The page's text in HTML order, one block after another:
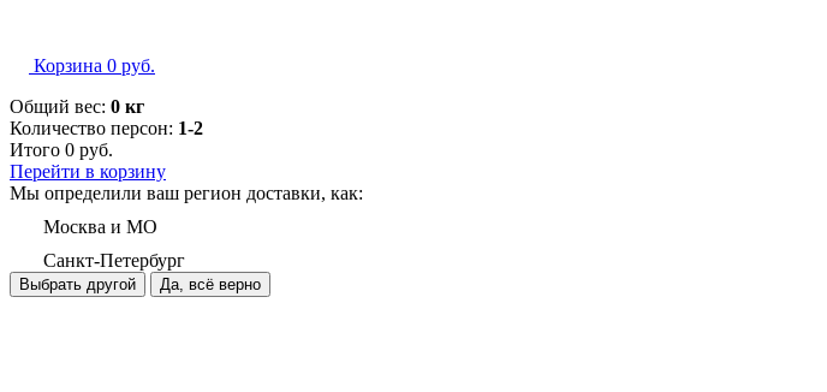
Корзина 0 руб.
Общий вес: 0 кг
Количество персон: 1-2
Итого 0 руб.
Перейти в корзину
Мы определили ваш регион доставки, как:
Москва и МО
Санкт-Петербург
Выбрать другой Да, всё верно